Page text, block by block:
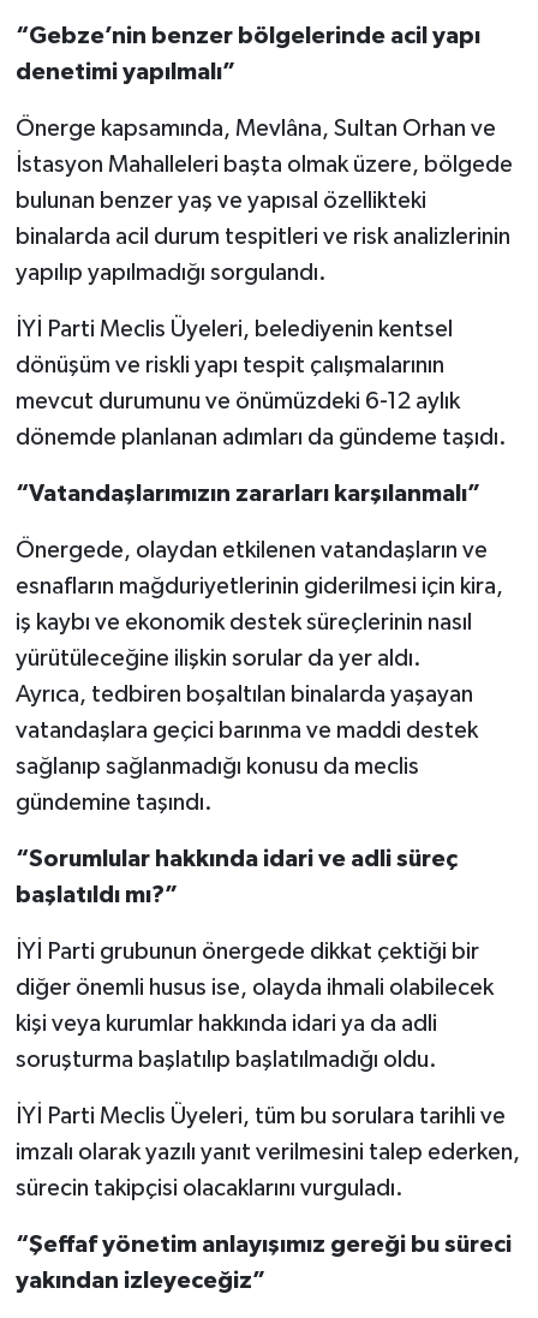
“Gebze’nin benzer bölgelerinde acil yapı
denetimi yapılmalı”
Önerge kapsamında, Mevlâna, Sultan Orhan ve
İstasyon Mahalleleri başta olmak üzere, bölgede
bulunan benzer yaş ve yapısal özellikteki
binalarda acil durum tespitleri ve risk analizlerinin
yapılıp yapılmadığı sorgulandı.
İYİ Parti Meclis Üyeleri, belediyenin kentsel
dönüşüm ve riskli yapı tespit çalışmalarının
mevcut durumunu ve önümüzdeki 6-12 aylık
dönemde planlanan adımları da gündeme taşıdı.
“Vatandaşlarımızın zararları karşılanmalı”
Önergede, olaydan etkilenen vatandaşların ve
esnafların mağduriyetlerinin giderilmesi için kira,
iş kaybı ve ekonomik destek süreçlerinin nasıl
yürütüleceğine ilişkin sorular da yer aldı.
Ayrıca, tedbiren boşaltılan binalarda yaşayan
vatandaşlara geçici barınma ve maddi destek
sağlanıp sağlanmadığı konusu da meclis
gündemine taşındı.
“Sorumlular hakkında idari ve adli süreç
başlatıldı mı?”
İYİ Parti grubunun önergede dikkat çektiği bir
diğer önemli husus ise, olayda ihmali olabilecek
kişi veya kurumlar hakkında idari ya da adli
soruşturma başlatılıp başlatılmadığı oldu.
İYİ Parti Meclis Üyeleri, tüm bu sorulara tarihli ve
imzalı olarak yazılı yanıt verilmesini talep ederken,
sürecin takipçisi olacaklarını vurguladı.
“Şeffaf yönetim anlayışımız gereği bu süreci
yakından izleyeceğiz”